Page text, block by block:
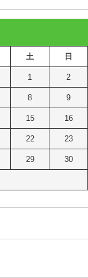
土 日
1 2
8 9
15 16
22 23
29 30